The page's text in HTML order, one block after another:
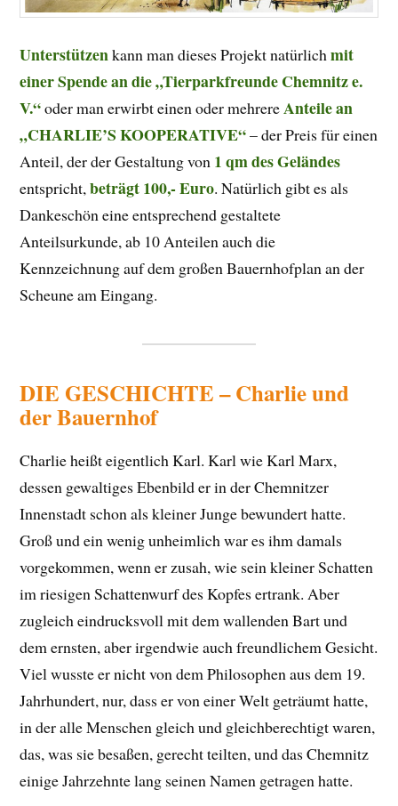
Unterstützenkann man dieses Projekt natürlichmit
einer Spende an die „Tierparkfreunde Chemnitz e.
V.“oder man erwirbt einen oder mehrereAnteile an
„CHARLIE’S KOOPERATIVE“– der Preis für einen
Anteil, der der Gestaltung von 1 qm des Geländes
entspricht,beträgt 100,- Euro. Natürlich gibt es als
Dankeschön eine entsprechend gestaltete
Anteilsurkunde, ab 10 Anteilen auch die
Kennzeichnung auf dem großen Bauernhofplan an der
Scheune am Eingang.
DIE GESCHICHTE – Charlie und
der Bauernhof
Charlie heißt eigentlich Karl. Karl wie Karl Marx,
dessen gewaltiges Ebenbild er in der Chemnitzer
Innenstadt schon als kleiner Junge bewundert hatte.
Groß und ein wenig unheimlich war es ihm damals
vorgekommen, wenn er zusah, wie sein kleiner Schatten
im riesigen Schattenwurf des Kopfes ertrank. Aber
zugleich eindrucksvoll mit dem wallenden Bart und
dem ernsten, aber irgendwie auch freundlichem Gesicht.
Viel wusste er nicht von dem Philosophen aus dem 19.
Jahrhundert, nur, dass er von einer Welt geträumt hatte,
in der alle Menschen gleich und gleichberechtigt waren,
das, was sie besaßen, gerecht teilten, und das Chemnitz
einige Jahrzehnte lang seinen Namen getragen hatte.